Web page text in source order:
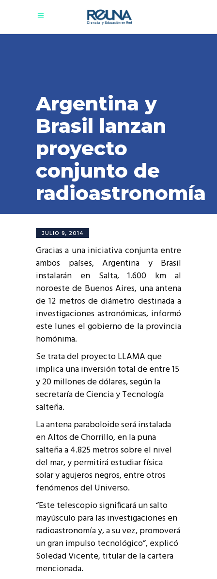
Argentina y
Brasil lanzan
proyecto
conjunto de
radioastronomía
JULIO 9, 2014
Gracias a una iniciativa conjunta entre
ambos países, Argentina y Brasil
instalarán en Salta, 1.600 km al
noroeste de Buenos Aires, una antena
de 12 metros de diámetro destinada a
investigaciones astronómicas, informó
este lunes el gobierno de la provincia
homónima.
Se trata del proyecto LLAMA que
implica una inversión total de entre 15
y 20 millones de dólares, según la
secretaría de Ciencia y Tecnología
salteña.
La antena paraboloide será instalada
en Altos de Chorrillo, en la puna
salteña a 4.825 metros sobre el nivel
del mar, y permitirá estudiar física
solar y agujeros negros, entre otros
fenómenos del Universo.
“Este telescopio significará un salto
mayúsculo para las investigaciones en
radioastronomía y, a su vez, promoverá
un gran impulso tecnológico”, explicó
Soledad Vicente, titular de la cartera
mencionada.